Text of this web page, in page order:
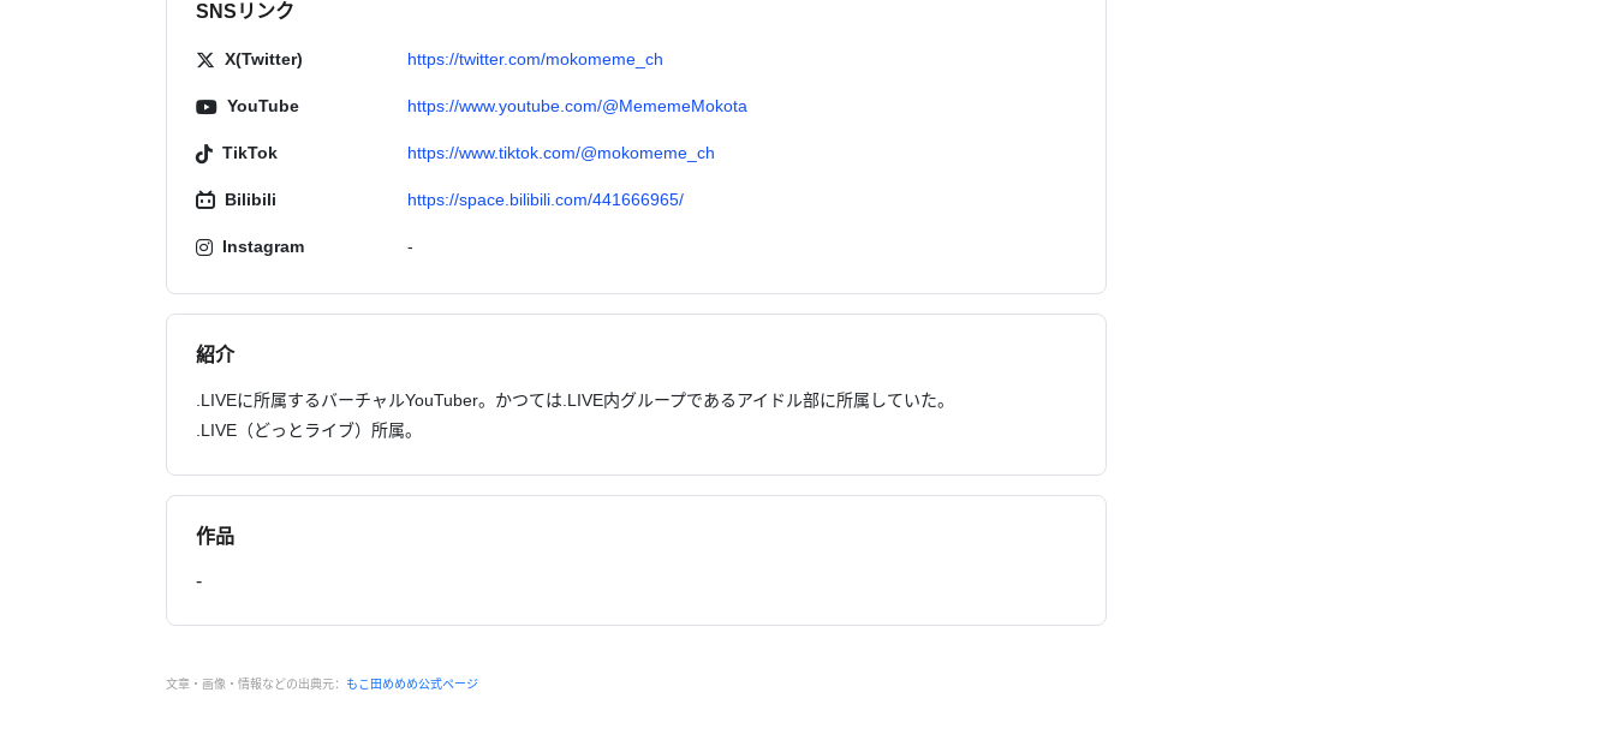
SNSリンク
X(Twitter) https://twitter.com/mokomeme_ch
YouTube https://www.youtube.com/@MememeMokota
TikTok https://www.tiktok.com/@mokomeme_ch
Bilibili https://space.bilibili.com/441666965/
Instagram -
紹介
.LIVEに所属するバーチャルYouTuber。かつては.LIVE内グループであるアイドル部に所属していた。
.LIVE（どっとライブ）所属。
作品
-
文章・画像・情報などの出典元： もこ田めめめ公式ページ